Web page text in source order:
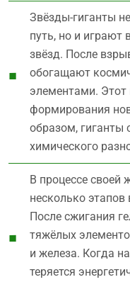
Звёзды-гиганты
путь, но и
звёзд. После
обогащают
элементами. Этот
формирования
образом, гиганты
химического
В процессе своей
несколько
После сжигания
тяжёлых
и железа. Когда
теряется